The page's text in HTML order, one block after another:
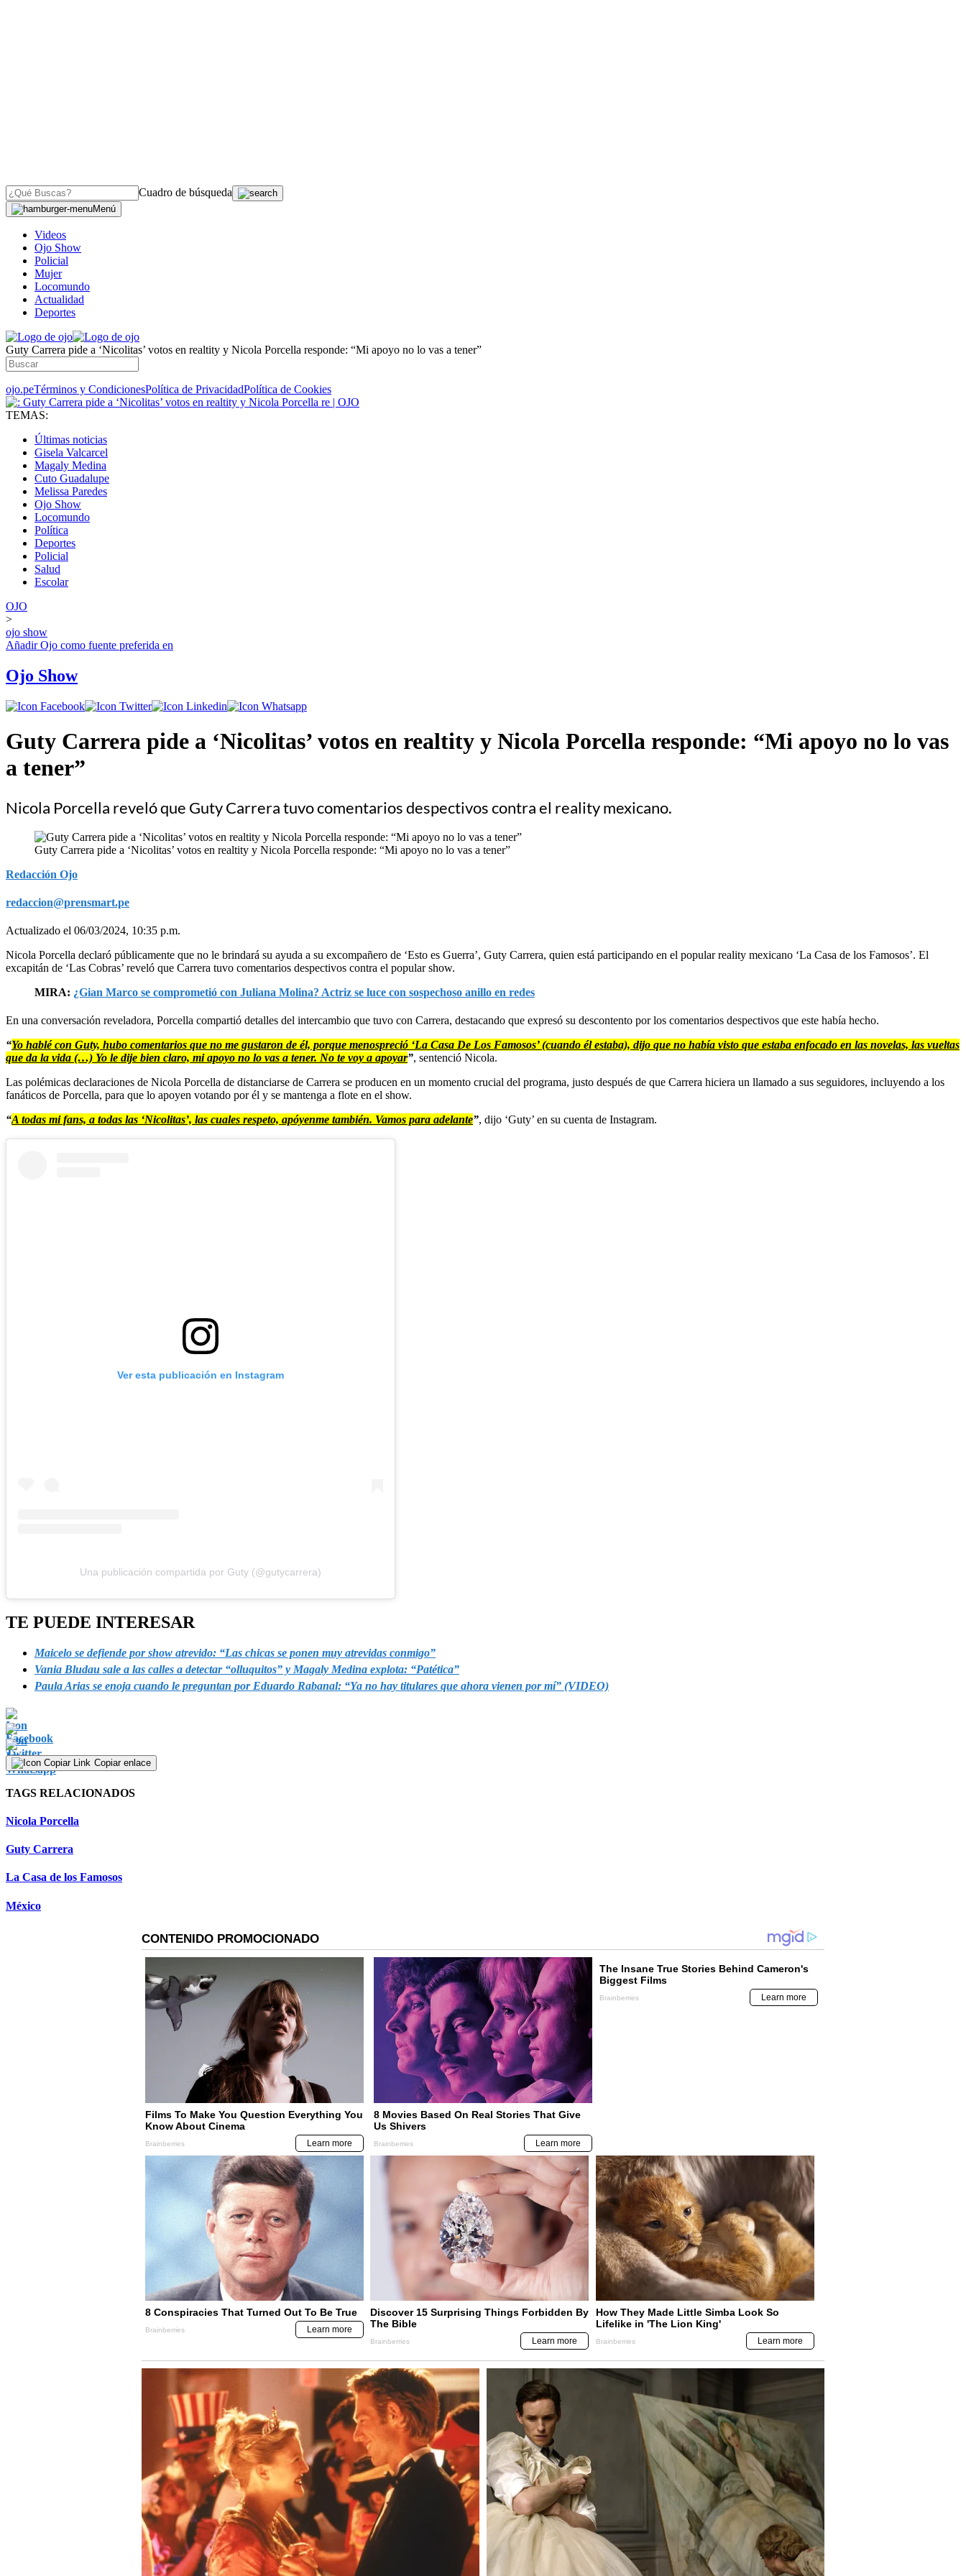
Cuadro de búsqueda
Menú
Videos
Ojo Show
Policial
Mujer
Locomundo
Actualidad
Deportes
Guty Carrera pide a ‘Nicolitas’ votos en realtity y Nicola Porcella responde: “Mi apoyo no lo vas a tener”
ojo.peTérminos y CondicionesPolítica de PrivacidadPolítica de Cookies
TEMAS:
Últimas noticias
Gisela Valcarcel
Magaly Medina
Cuto Guadalupe
Melissa Paredes
Ojo Show
Locomundo
Política
Deportes
Policial
Salud
Escolar
OJO
>
ojo show
AñadirOjo como fuente preferida en
Ojo Show
Guty Carrera pide a ‘Nicolitas’ votos en realtity y Nicola Porcella responde: “Mi apoyo no lo vas
a tener”
Nicola Porcella reveló que Guty Carrera tuvo comentarios despectivos contra el reality mexicano.
Guty Carrera pide a ‘Nicolitas’ votos en realtity y Nicola Porcella responde: “Mi apoyo no lo vas a tener”
Redacción Ojo
redaccion@prensmart.pe
Actualizado el 06/03/2024, 10:35 p.m.
Nicola Porcella declaró públicamente que no le brindará su ayuda a su excompañero de ‘Esto es Guerra’, Guty Carrera, quien está participando en el popular reality mexicano ‘La Casa de los Famosos’. El
excapitán de ‘Las Cobras’ reveló que Carrera tuvo comentarios despectivos contra el popular show.
MIRA: ¿Gian Marco se comprometió con Juliana Molina? Actriz se luce con sospechoso anillo en redes
En una conversación reveladora, Porcella compartió detalles del intercambio que tuvo con Carrera, destacando que expresó su descontento por los comentarios despectivos que este había hecho.
“Yo hablé con Guty, hubo comentarios que no me gustaron de él, porque menospreció ‘La Casa De Los Famosos’ (cuando él estaba), dijo que no había visto que estaba enfocado en las novelas, las vueltas
que da la vida (…) Yo le dije bien claro, mi apoyo no lo vas a tener. No te voy a apoyar”, sentenció Nicola.
Las polémicas declaraciones de Nicola Porcella de distanciarse de Carrera se producen en un momento crucial del programa, justo después de que Carrera hiciera un llamado a sus seguidores, incluyendo a los
fanáticos de Porcella, para que lo apoyen votando por él y se mantenga a flote en el show.
“A todas mi fans, a todas las ‘Nicolitas’, las cuales respeto, apóyenme también. Vamos para adelante”, dijo ‘Guty’ en su cuenta de Instagram.
Ver esta publicación en Instagram
Una publicación compartida por Guty (@gutycarrera)
TE PUEDE INTERESAR
Maicelo se defiende por show atrevido: “Las chicas se ponen muy atrevidas conmigo”
Vania Bludau sale a las calles a detectar “olluquitos” y Magaly Medina explota: “Patética”
Paula Arias se enoja cuando le preguntan por Eduardo Rabanal: “Ya no hay titulares que ahora vienen por mí” (VIDEO)
Copiar enlace
TAGS RELACIONADOS
Nicola Porcella
Guty Carrera
La Casa de los Famosos
México